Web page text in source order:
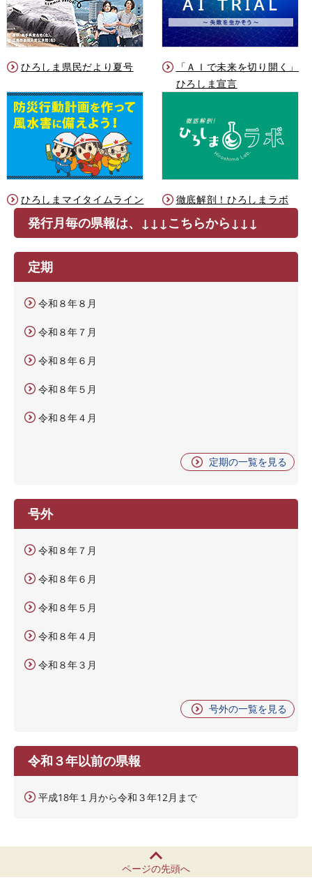
ひろしま県民だより夏号
「ＡＩで未来を切り開く」
ひろしま宣言
ひろしまマイタイムライン 徹底解剖！ひろしまラボ
発行月毎の県報は、↓↓↓こちらから↓↓↓
定期
令和８年８月
令和８年７月
令和８年６月
令和８年５月
令和８年４月
定期の一覧を見る
号外
令和８年７月
令和８年６月
令和８年５月
令和８年４月
令和８年３月
号外の一覧を見る
令和３年以前の県報
平成18年１月から令和３年12月まで
ページの先頭へ